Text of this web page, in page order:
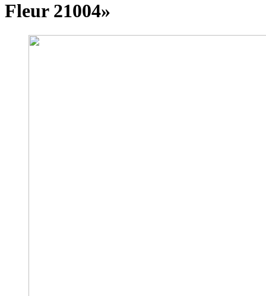
Fleur 21004»